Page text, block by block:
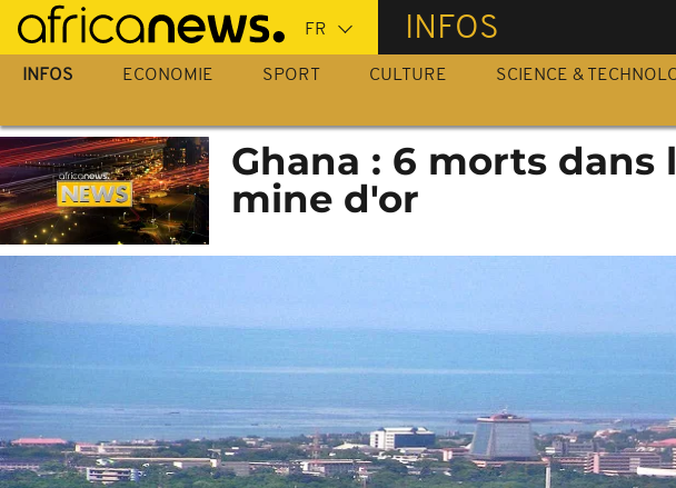
Passer
au
contenu
INFOS
INFOS ECONOMIE SPORT CULTURE SCIENCE &
Ghana : 6 morts
mine d'or